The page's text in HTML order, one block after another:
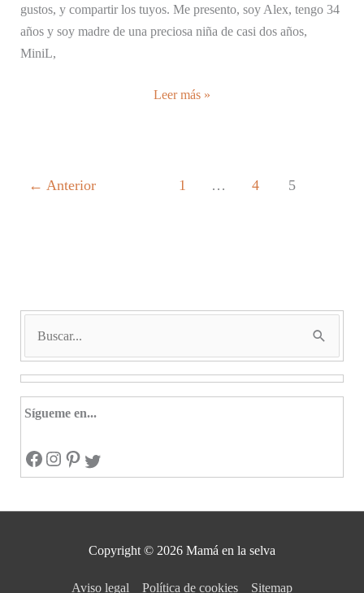
gustos, y compartir los tuyos. Me presento, soy Alex, tengo 34
años y soy madre de una preciosa niña de casi dos años,
MiniL,
Esta
Leer más »
← Anterior 1 … 4 5
s
r
p
o
Sígueme en...
Facebook Instagram Pinterest Twitter
Copyright © 2026 Mamá en la selva
Aviso legal Política de cookies Sitemap